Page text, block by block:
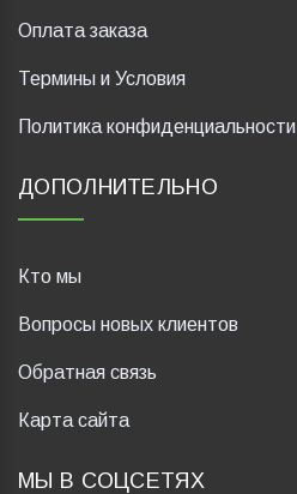
Оплата заказа
Термины и Условия
Политика конфиденциальности
ДОПОЛНИТЕЛЬНО
Кто мы
Вопросы новых клиентов
Обратная связь
Карта сайта
МЫ В СОЦСЕТЯХ